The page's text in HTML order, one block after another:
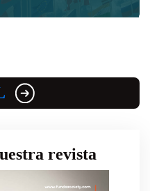
revista